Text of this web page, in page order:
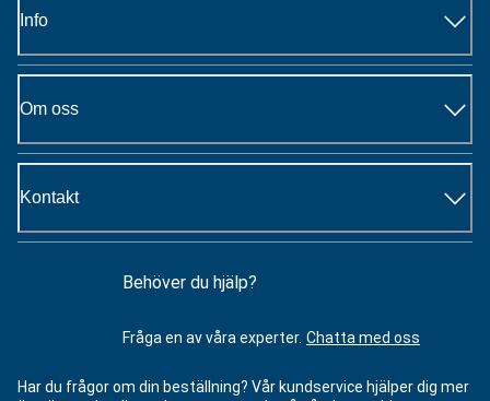
Info
Om oss
Kontakt
Behöver du hjälp?
Fråga en av våra experter. Chatta med oss
Har du frågor om din beställning? Vår kundservice hjälper dig mer